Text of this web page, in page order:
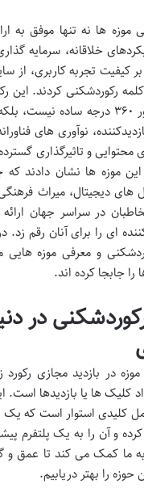
موزه ها نه تنها موفق به
خلاقانه، سرمایه
کیفیت تجربه کاربری، از
رکوردشکنی کردند. این
معنای ارائه یک تور ۳۶۰ درجه
نوآوری های
محتوایی و تاثیرگذاری
موزه ها نشان دادند که
های دیجیتال، میراث
در سراسر جهان
ای را برای آنان رقم زد.
و معرفی موزه هایی
را جابجا کرده اند.
در
در بازدید مجازی رکورد
ها یا بازدیدها است.
کلیدی استوار است که یک
و آن را به یک پلتفرم
ما کمک می کند تا عمق و
را بهتر دریابیم.